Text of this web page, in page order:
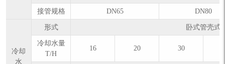
接管规格 DN65 DN80
冷却
水
形式 卧式管壳式
冷却水量
T/H
16 20 30